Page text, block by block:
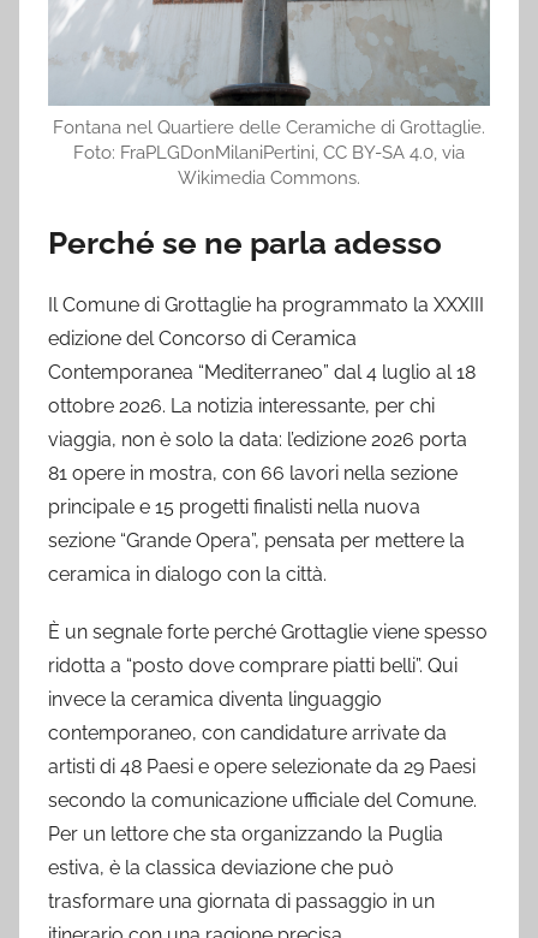
Fontana nel Quartiere delle Ceramiche di Grottaglie.
Foto: FraPLGDonMilaniPertini, CC BY-SA 4.0, via
Wikimedia Commons.
Perché se ne parla adesso
Il Comune di Grottaglie ha programmato la XXXIII
edizione del Concorso di Ceramica
Contemporanea “Mediterraneo” dal 4 luglio al 18
ottobre 2026. La notizia interessante, per chi
viaggia, non è solo la data: l’edizione 2026 porta
81 opere in mostra, con 66 lavori nella sezione
principale e 15 progetti finalisti nella nuova
sezione “Grande Opera”, pensata per mettere la
ceramica in dialogo con la città.
È un segnale forte perché Grottaglie viene spesso
ridotta a “posto dove comprare piatti belli”. Qui
invece la ceramica diventa linguaggio
contemporaneo, con candidature arrivate da
artisti di 48 Paesi e opere selezionate da 29 Paesi
secondo la comunicazione ufficiale del Comune.
Per un lettore che sta organizzando la Puglia
estiva, è la classica deviazione che può
trasformare una giornata di passaggio in un